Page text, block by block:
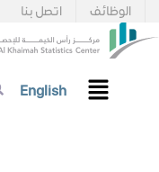
اتصل بنا الوظائف
English